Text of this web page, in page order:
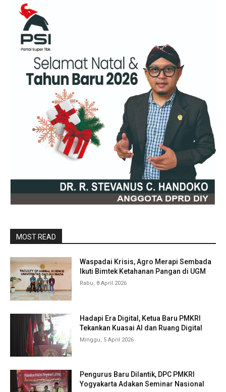
MOST READ
Waspadai Krisis, Agro Merapi Sembada
Ikuti Bimtek Ketahanan Pangan di UGM
Rabu, 8 April 2026
Hadapi Era Digital, Ketua Baru PMKRI
Tekankan Kuasai AI dan Ruang Digital
Minggu, 5 April 2026
Pengurus Baru Dilantik, DPC PMKRI
Yogyakarta Adakan Seminar Nasional